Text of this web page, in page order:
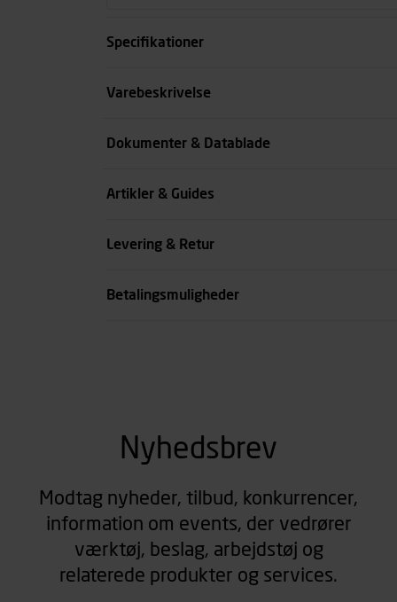
Specifikationer
Størrelse
Varebeskrivelse
Dokumenter & Datablade
Artikler & Guides
Levering & Retur
Betalingsmuligheder
Nyhedsbrev
Modtag nyheder, tilbud, konkurrencer,
information om events, der vedrører
værktøj, beslag, arbejdstøj og
relaterede produkter og services.